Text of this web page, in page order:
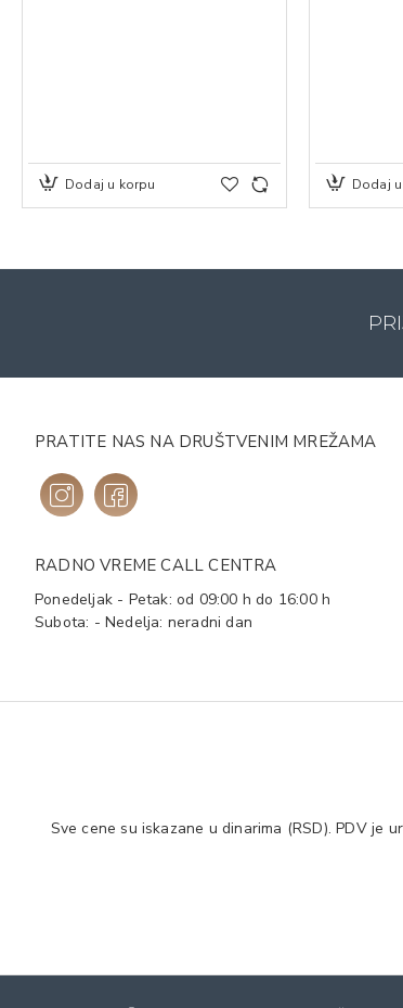
Dodaj u korpu Dodaj
PRATITE NAS NA DRUŠTVENIM MREŽAMA
RADNO VREME CALL CENTRA
Ponedeljak - Petak: od 09:00 h do 16:00 h
Subota: - Nedelja: neradni dan
Sve cene su iskazane u dinarima (RSD). PDV je